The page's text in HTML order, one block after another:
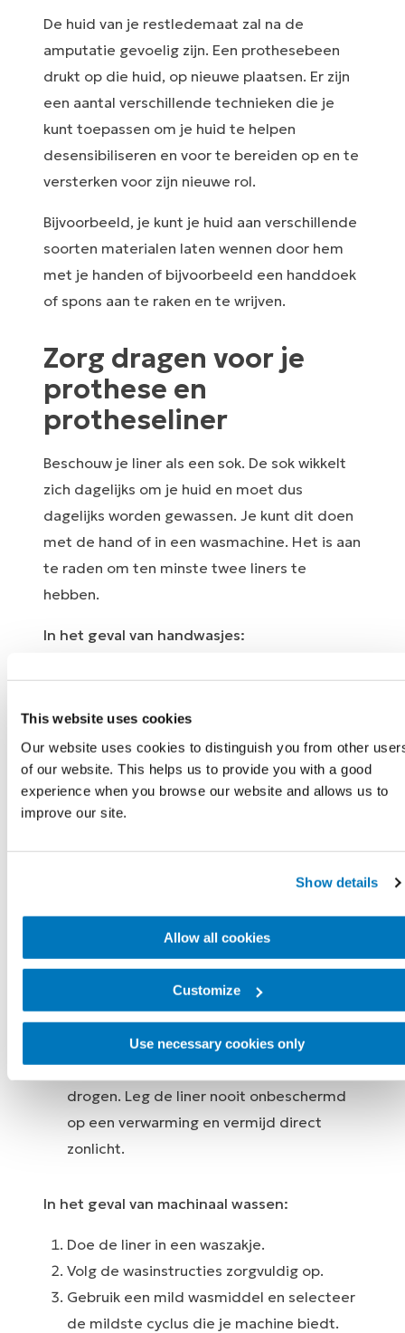
This website uses cookies
Our website uses cookies to distinguish you from other
of our website. This helps us to provide you with a good
experience when you browse our website and allows us to
improve our site.
Show details
Allow all cookies
Customize
Use necessary cookies only
De huid van je restledemaat zal na de
amputatie gevoelig zijn. Een prothesebeen
drukt op die huid, op nieuwe plaatsen. Er zijn
een aantal verschillende technieken die je
kunt toepassen om je huid te helpen
desensibiliseren en voor te bereiden op en te
versterken voor zijn nieuwe rol.
Bijvoorbeeld, je kunt je huid aan verschillende
soorten materialen laten wennen door hem
met je handen of bijvoorbeeld een handdoek
of spons aan te raken en te wrijven.
Zorg dragen voor je
prothese en
protheseliner
Beschouw je liner als een sok. De sok wikkelt
zich dagelijks om je huid en moet dus
dagelijks worden gewassen. Je kunt dit doen
met de hand of in een wasmachine. Het is aan
te raden om ten minste twee liners te
hebben.
In het geval van handwasjes:
Rol de liner van je restledemaat af.
siliconen die gewoonlijk aan de binnenkant
nu aan de buitenkant zitten.
Was de kant met de siliconen grondig
met een milde (pH-neutrale) zeep of met
Droog de liner binnenstebuiten met een
Breng de liner terug in z'n oorspronkelijke
vorm zodat de siliconen aan de
binnenkant zitten en maak de buitenkant
schoon met een vochtig doekje.
Hang de liner op zodat deze geheel kan
drogen. Leg de liner nooit onbeschermd
op een verwarming en vermijd direct
zonlicht.
In het geval van machinaal wassen:
Doe de liner in een waszakje.
Volg de wasinstructies zorgvuldig op.
Gebruik een mild wasmiddel en selecteer
de mildste cyclus die je machine biedt.